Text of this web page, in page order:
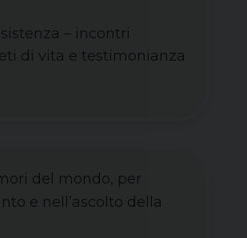
– incontri
di vita e testimonianza
del mondo, per
e nell’ascolto della